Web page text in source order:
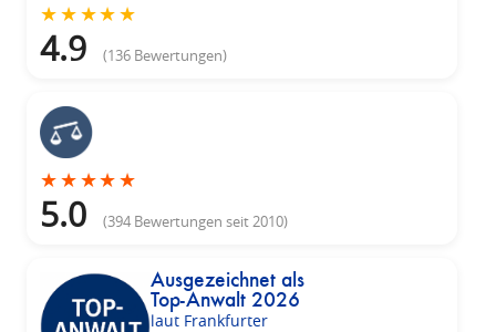
★★★★★
4.9 (136 Bewertungen)
★★★★★
5.0 (394 Bewertungen seit 2010)
Ausgezeichnet als
Top-Anwalt 2026
laut Frankfurter